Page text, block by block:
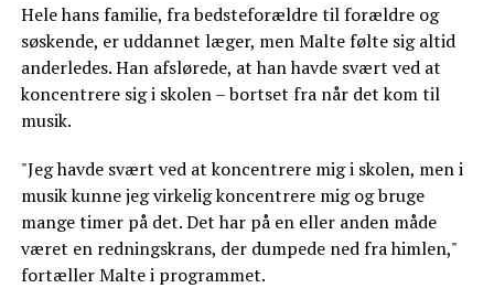
Hele hans familie, fra bedsteforældre til forældre og
søskende, er uddannet læger, men Malte følte sig altid
anderledes. Han afslørede, at han havde svært ved at
koncentrere sig i skolen – bortset fra når det kom til
musik.
"Jeg havde svært ved at koncentrere mig i skolen, men i
musik kunne jeg virkelig koncentrere mig og bruge
mange timer på det. Det har på en eller anden måde
været en redningskrans, der dumpede ned fra himlen,"
fortæller Malte i programmet.